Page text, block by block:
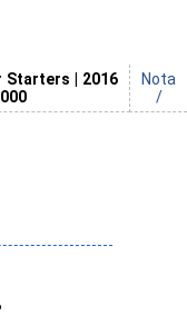
Starters | 2016
Nota
/